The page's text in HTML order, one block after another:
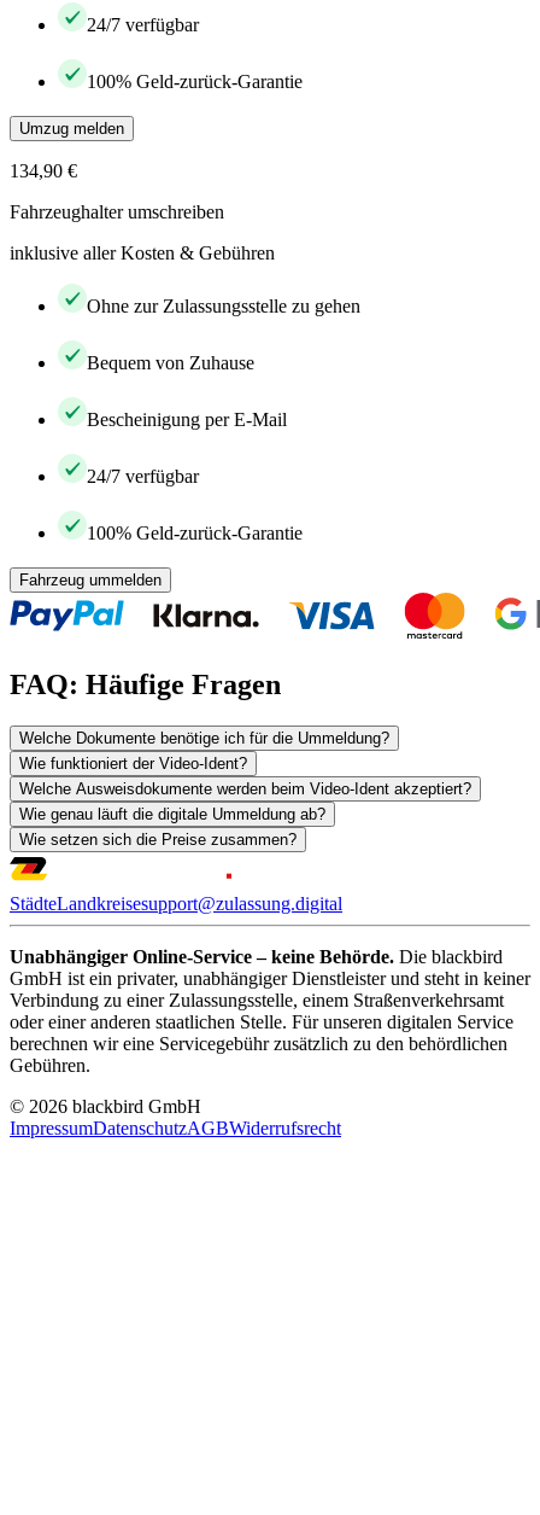
24/7 verfügbar
100% Geld-zurück-Garantie
Umzug melden
134,90 €
Fahrzeughalter umschreiben
inklusive aller Kosten & Gebühren
Ohne zur Zulassungsstelle zu gehen
Bequem von Zuhause
Bescheinigung per E-Mail
24/7 verfügbar
100% Geld-zurück-Garantie
Fahrzeug ummelden
FAQ: Häufige Fragen
Welche Dokumente benötige ich für die Ummeldung?
Wie funktioniert der Video-Ident?
Welche Ausweisdokumente werden beim Video-Ident akzeptiert?
Wie genau läuft die digitale Ummeldung ab?
Wie setzen sich die Preise zusammen?
StädteLandkreisesupport@zulassung.digital
Unabhängiger Online-Service – keine Behörde. Die blackbird
GmbH ist ein privater, unabhängiger Dienstleister und steht in keiner
Verbindung zu einer Zulassungsstelle, einem Straßenverkehrsamt
oder einer anderen staatlichen Stelle. Für unseren digitalen Service
berechnen wir eine Servicegebühr zusätzlich zu den behördlichen
Gebühren.
© 2026 blackbird GmbH
ImpressumDatenschutzAGBWiderrufsrecht